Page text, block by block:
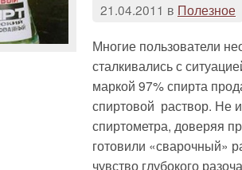
21.04.2011 в Полезное
Многие пользователи
сталкивались с
маркой 97% спирта
спиртовой раствор. Не
спиртометра, доверяя
готовили «сварочный»
чувство глубокого